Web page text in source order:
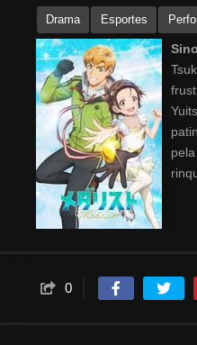
Drama Esportes
0